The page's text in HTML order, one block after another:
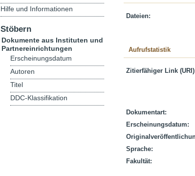
Dateien:
Aufrufstatistik
Zitierfähiger Link
Dokumentart:
Erscheinungsdatum:
Sprache:
Fakultät:
Hilfe und Informationen
Stöbern
Dokumente aus Instituten und
Partnereinrichtungen
Erscheinungsdatum
Autoren
Titel
DDC-Klassifikation